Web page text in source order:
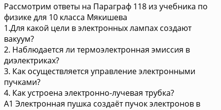
Рассмотрим ответы на Параграф 118 из учебника по
физике для 10 класса Мякишева
1.Для какой цели в электронных лампах создают
вакуум?
2. Наблюдается ли термоэлектронная эмиссия в
диэлектриках?
3. Как осуществляется управление электронными
пучками?
4. Как устроена электронно-лучевая трубка?
A1 Электронная пушка создаёт пучок электронов в